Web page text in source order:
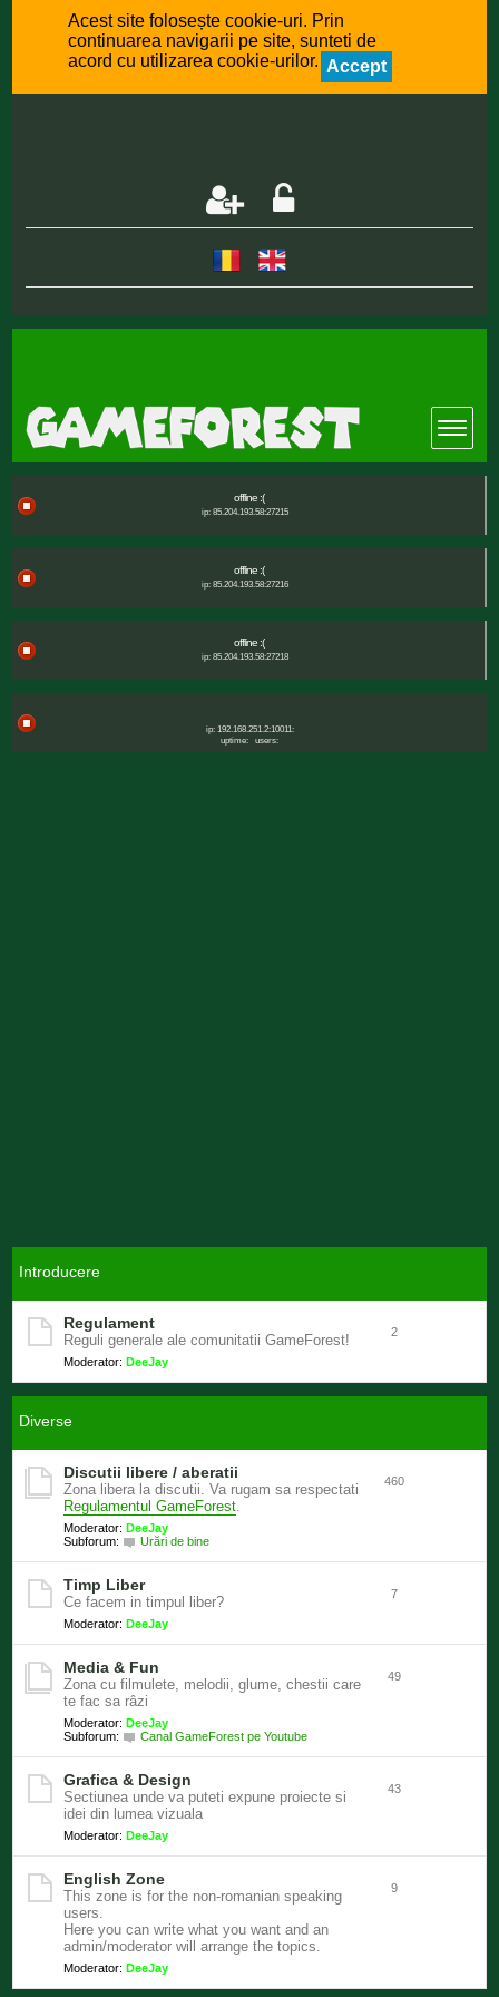
Acest site folosește cookie-uri. Prin
continuarea navigarii pe site, sunteti de
acord cu utilizarea cookie-urilor. Accept
offline :(
ip: 85.204.193.58:27215
offline :(
ip: 85.204.193.58:27216
offline :(
ip: 85.204.193.58:27218
ip: 192.168.251.2:10011:
uptime:
users:
Introducere
Regulament
Reguli generale ale comunitatii GameForest!
Moderator: DeeJay
2
Diverse
Discutii libere / aberatii
Zona libera la discutii. Va rugam sa respectati
Regulamentul GameForest.
Moderator: DeeJay
Subforum:
Urări de bine
460
Timp Liber
Ce facem in timpul liber?
Moderator: DeeJay
7
Media & Fun
Zona cu filmulete, melodii, glume, chestii care
te fac sa râzi
Moderator: DeeJay
Subforum:
Canal GameForest pe Youtube
49
Grafica & Design
Sectiunea unde va puteti expune proiecte si
idei din lumea vizuala
Moderator: DeeJay
43
English Zone
This zone is for the non-romanian speaking
users.
Here you can write what you want and an
admin/moderator will arrange the topics.
Moderator: DeeJay
9